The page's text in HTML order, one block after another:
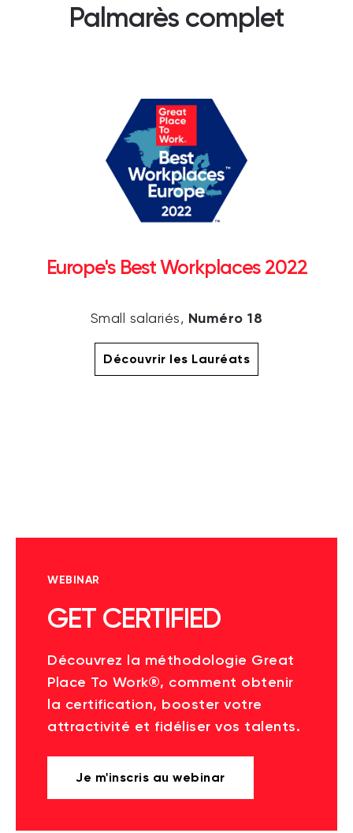
Palmarès complet
Europe's Best Workplaces 2022
Small salariés, Numéro 18
Découvrir les Lauréats
WEBINAR
GET CERTIFIED
Découvrez la méthodologie Great
Place To Work®, comment obtenir
la certification, booster votre
attractivité et fidéliser vos talents.
Je m'inscris au webinar